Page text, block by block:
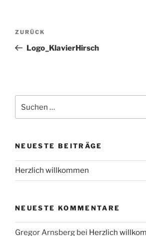
Beitrags-
Vorheriger
Beitrag
ZURÜCK
Logo_KlavierHirsch
nach:
NEUESTE BEITRÄGE
Herzlich willkommen
NEUESTE KOMMENTARE
Gregor Arnsberg bei Herzlich